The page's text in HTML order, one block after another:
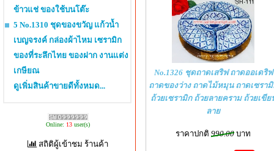
ข้าวแช่ ของใช้บนโต๊ะ
5 No.1310 ชุดของขวัญ แก้วน้ำ
เบญจรงค์ กล่องผ้าไหม เซรามิก
ของที่ระลึกไทย ของฝาก งานแต่ง
เกษียณ
ดูเพิ่มสินค้าขายดีทั้งหมด...
Online: 13 user(s)
สถิติผู้เข้าชม ร้านค้า
No.1326 ชุดถาดเสริฟ ถาดออเดริฟ
ถาดของว่าง ถาดไม้หมุน ถาดเซรา
ถ้วยเซรามิก ถ้วยลายคราม ถ้วยเขีย
ลาย
ราคาปกติ 990.00 บาท